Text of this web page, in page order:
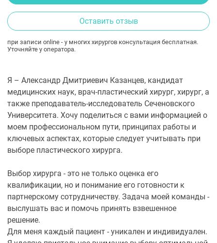
Оставить отзыв
при записи online - у многих хирургов консультация бесплатная.
Уточняйте у оператора.
Я – Александр Дмитриевич Казанцев, кандидат
медицинских наук, врач-пластический хирург, хирург, а
также преподаватель-исследователь Сеченовского
Университета. Хочу поделиться с вами информацией о
моем профессиональном пути, принципах работы и
ключевых аспектах, которые следует учитывать при
выборе пластического хирурга.
Выбор хирурга - это не только оценка его
квалификации, но и понимание его готовности к
партнерскому сотрудничеству. Задача моей команды -
выслушать вас и помочь принять взвешенное
решение.
Для меня каждый пациент - уникален и индивидуален.